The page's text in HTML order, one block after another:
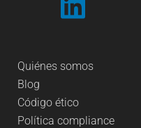
Quiénes somos
Blog
Código ético
Política compliance